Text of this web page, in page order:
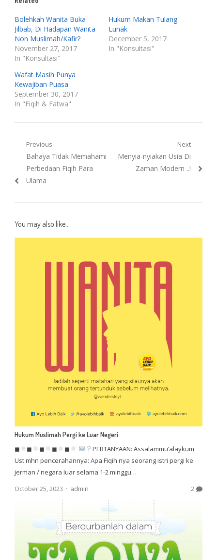
Bolehkah Wanita Buka
Jilbab, Di Hadapan Wanita
Non Muslimah/Kafir?
November 27, 2017
In "Konsultasi"
Hukum Makan Tulang
Lunak
December 5, 2017
In "Konsultasi"
Wafat Masih Punya
Kewajiban Puasa
September 30, 2017
In "Fiqih & Fatwa"
Post
navigation
Previous
Previous
post:
Bahaya Tidak Memahami
Perbedaan Fiqih Para
Ulama
Next
Next
Menyia-nyiakan Usia Di
Zaman Modern ..!
You may also like...
Hukum Muslimah Pergi ke Luar Negeri
◼ ◼ ◼ ◼ ◼
PERTANYAAN: Assalammu’alaykum
Ust mhn pencerahannya: Apa Fiqih nya seorang istri pergi ke
jerman / negara luar selama 1-2 minggu…
October 25, 2023
Author
admin 2